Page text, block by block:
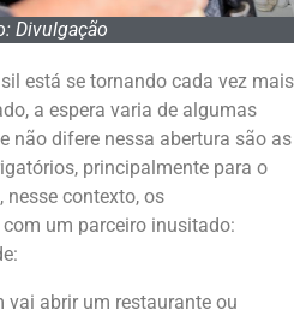
Divulgação
está se tornando cada vez mais
a espera varia de algumas
não difere nessa abertura são as
principalmente para o
nesse contexto, os
um parceiro inusitado:
vai abrir um restaurante ou